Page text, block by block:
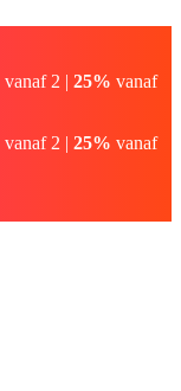
vanaf 2 | 25% vanaf
vanaf 2 | 25% vanaf